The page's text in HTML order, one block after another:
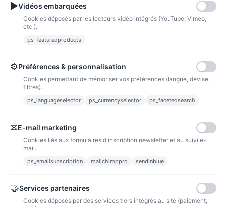
bons de réductions.
Liens utiles
Notre société
Nous suivre
▶Vidéos embarquées
Cookies déposés par les lecteurs vidéo intégrés (YouTube, Vimeo,
etc.).
ps_featuredproducts
⚙Préférences & personnalisation
Cookies permettant de mémoriser vos préférences (langue, devise,
filtres).
ps_languageselector ps_currencyselector ps_facetedsearch
✉E-mail marketing
Cookies liés aux formulaires d'inscription newsletter et au suivi e-
mail.
ps_emailsubscription mailchimppro sendinblue
🤝Services partenaires
Cookies déposés par des services tiers intégrés au site (paiement,